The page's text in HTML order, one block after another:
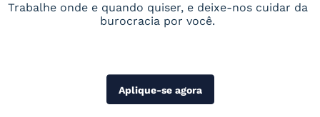
Trabalhe onde e quando quiser, e deixe-nos cuidar da
burocracia por você.
Aplique-se agora